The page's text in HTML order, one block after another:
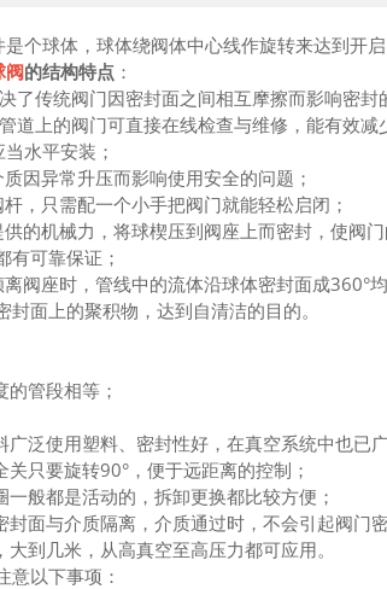
是个球体，球体绕阀体中心线作旋转来达到
阀的结构特点 ：
了传统阀门因密封面之间相互摩擦而影响密封
道上的阀门可直接在线检查与维修，能有效减
水平安装；
因异常升压而影响使用安全的问题；
，只需配一个小手把阀门就能轻松启闭；
的机械力，将球楔压到阀座上而密封，使阀
有可靠保证；
阀座时，管线中的流体沿球体密封面成360°
面上的聚积物，达到自清洁的目的。
管段相等；
泛使用塑料、密封性好，在真空系统中也已
只要旋转90°，便于远距离的控制；
般都是活动的，拆卸更换都比较方便；
面与介质隔离，介质通过时，不会引起阀门
到几米，从高真空至高压力都可应用。
以下事项：